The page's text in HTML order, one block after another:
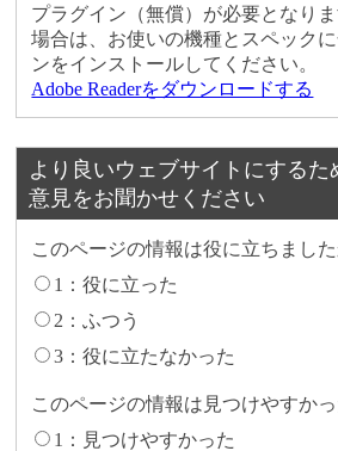
プラグイン（無償）が必要となり
場合は、お使いの機種とスペック
ンをインストールしてください。
Adobe Readerをダウンロードする
より良いウェブサイトにする
意見をお聞かせください
このページの情報は役に立ちました
1：役に立った
2：ふつう
3：役に立たなかった
このページの情報は見つけやすか
1：見つけやすかった